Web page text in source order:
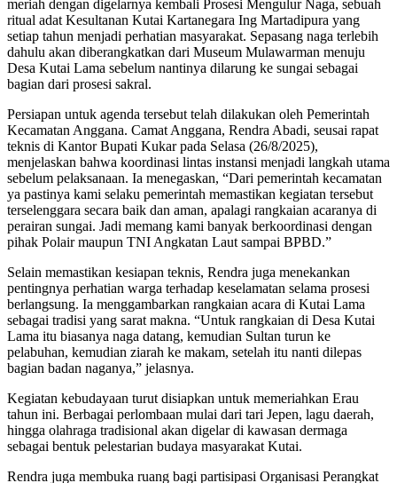
meriah dengan digelarnya kembali Prosesi Mengulur Naga, sebuah
ritual adat Kesultanan Kutai Kartanegara Ing Martadipura yang
setiap tahun menjadi perhatian masyarakat. Sepasang naga terlebih
dahulu akan diberangkatkan dari Museum Mulawarman menuju
Desa Kutai Lama sebelum nantinya dilarung ke sungai sebagai
bagian dari prosesi sakral.
Persiapan untuk agenda tersebut telah dilakukan oleh Pemerintah
Kecamatan Anggana. Camat Anggana, Rendra Abadi, seusai rapat
teknis di Kantor Bupati Kukar pada Selasa (26/8/2025),
menjelaskan bahwa koordinasi lintas instansi menjadi langkah utama
sebelum pelaksanaan. Ia menegaskan, “Dari pemerintah kecamatan
ya pastinya kami selaku pemerintah memastikan kegiatan tersebut
terselenggara secara baik dan aman, apalagi rangkaian acaranya di
perairan sungai. Jadi memang kami banyak berkoordinasi dengan
pihak Polair maupun TNI Angkatan Laut sampai BPBD.”
Selain memastikan kesiapan teknis, Rendra juga menekankan
pentingnya perhatian warga terhadap keselamatan selama prosesi
berlangsung. Ia menggambarkan rangkaian acara di Kutai Lama
sebagai tradisi yang sarat makna. “Untuk rangkaian di Desa Kutai
Lama itu biasanya naga datang, kemudian Sultan turun ke
pelabuhan, kemudian ziarah ke makam, setelah itu nanti dilepas
bagian badan naganya,” jelasnya.
Kegiatan kebudayaan turut disiapkan untuk memeriahkan Erau
tahun ini. Berbagai perlombaan mulai dari tari Jepen, lagu daerah,
hingga olahraga tradisional akan digelar di kawasan dermaga
sebagai bentuk pelestarian budaya masyarakat Kutai.
Rendra juga membuka ruang bagi partisipasi Organisasi Perangkat